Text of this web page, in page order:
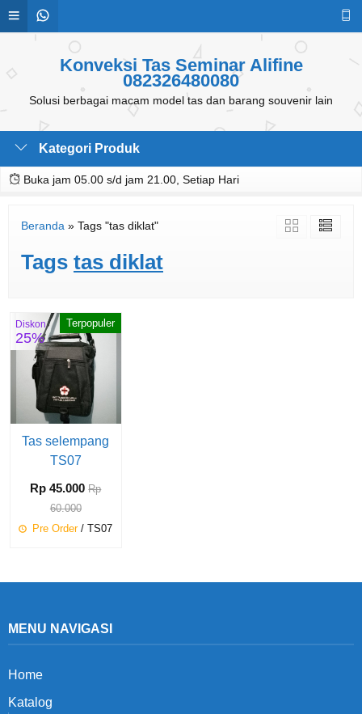
Konveksi Tas Seminar Alifine
082326480080
Solusi berbagai macam model tas dan barang souvenir lain
Kategori Produk
Buka jam 05.00 s/d jam 21.00, Setiap Hari
Beranda » Tags "tas diklat"
Tags tas diklat
Terpopuler
Diskon
25%
Tas selempang
TS07
Rp 45.000 Rp
60.000
Pre Order/ TS07
MENU NAVIGASI
Home
Katalog